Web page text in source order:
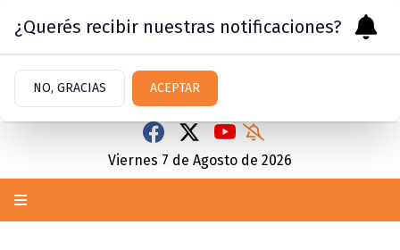
Viernes 7 de Agosto de 2026
¿Querés recibir nuestras notificaciones?
NO, GRACIAS ACEPTAR